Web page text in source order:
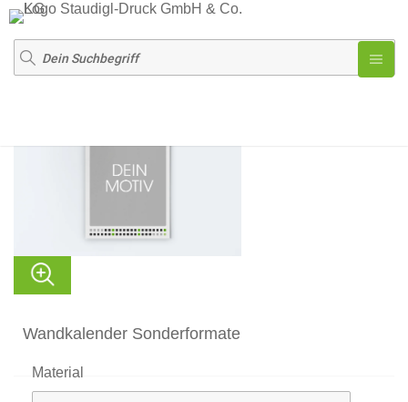
Wandkalender Sonderformate
Material